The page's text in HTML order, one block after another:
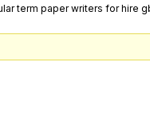
term paper writers for hire